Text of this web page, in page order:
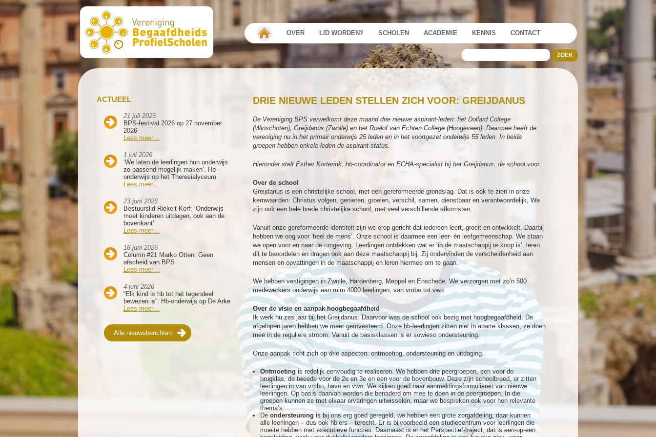
OVER LID WORDEN? SCHOLEN ACADEMIE KENNIS CONTACT
ACTUEEL
21 juli 2026
BPS-festival 2026 op 27 november
2026
Lees meer…
1 juli 2026
‘We laten de leerlingen hun onderwijs
zo passend mogelijk maken’. Hb-
onderwijs op het Theresialyceum
Lees meer…
23 juni 2026
Bestuurslid Riekelt Korf: ‘Onderwijs
moet kinderen uitdagen, ook aan de
bovenkant’
Lees meer…
16 juni 2026
Column #21 Marko Otten: Geen
afscheid van BPS
Lees meer…
4 juni 2026
“Elk kind is hb tot het tegendeel
bewezen is”. Hb-onderwijs op De Arke
Lees meer…
Alle nieuwsberichten
DRIE NIEUWE LEDEN STELLEN ZICH VOOR: GREIJDANUS
De Vereniging BPS verwelkomt deze maand drie nieuwe aspirant-leden: het Dollard College
(Winschoten), Greijdanus (Zwolle) en het Roelof van Echten College (Hoogeveen). Daarmee heeft de
vereniging nu in het primair onderwijs 25 leden en in het voortgezet onderwijs 55 leden. In beide
groepen hebben enkele leden de aspirant-status.
Hieronder stelt Esther Korterink, hb-coördinator en ECHA-specialist bij het Greijdanus, de school voor.
Over de school
Greijdanus is een christelijke school, met een gereformeerde grondslag. Dat is ook te zien in onze
kernwaarden: Christus volgen, genieten, groeien, verschil, samen, dienstbaar en verantwoordelijk, We
zijn ook een hele brede christelijke school, met veel verschillende afkomsten.
Vanuit onze gereformeerde identiteit zijn we erop gericht dat iedereen leert, groeit en ontwikkelt. Daarbij
hebben we oog voor ‘heel de mens’. Onze school is daarmee een leer- èn leefgemeenschap. We staan
we open voor en naar de omgeving. Leerlingen ontdekken wat er ‘in de maatschappij te koop is’, leren
dit te beoordelen en dragen ook aan deze maatschappij bij. Zij ondervinden de verscheidenheid aan
mensen en opvattingen in de maatschappij en leren hiermee om te gaan.
We hebben vestigingen in Zwolle, Hardenberg, Meppel en Enschede. We verzorgen met zo’n 500
medewerkers onderwijs aan ruim 4000 leerlingen, van vmbo tot vwo.
Over de visie en aanpak hoogbegaafdheid
Ik werk nu zes jaar bij het Greijdanus. Daarvoor was de school ook bezig met hoogbegaafdheid. De
afgelopen jaren hebben we meer geïnvesteerd. Onze hb-leerlingen zitten niet in aparte klassen, ze doen
mee in de reguliere stroom. Vanuit de basisklassen is er sowieso ondersteuning.
Onze aanpak richt zich op drie aspecten: ontmoeting, ondersteuning en uitdaging.
Ontmoeting is redelijk eenvoudig te realiseren. We hebben drie peergroepen, een voor de
brugklas, de tweede voor de 2e en 3e en een voor de bovenbouw. Deze zijn schoolbreed, er zitten
leerlingen in van vmbo, havo en vwo. We kijken goed naar aanmeldingsformulieren van nieuwe
leerlingen. Op basis daarvan worden die benaderd om mee te doen in de peergroepen. In die
groepen kunnen ze met elkaar ervaringen uitwisselen, maar we bespreken ook voor hen relevante
thema’s.
De ondersteuning is bij ons erg goed geregeld, we hebben een grote zorgafdeling, daar kunnen
alle leerlingen – dus ook hb’ers – terecht. Er is bijvoorbeeld een studiecentrum voor leerlingen die
moeite hebben met executieve functies. Daarnaast is er het Perspectief-traject, dat is een-op-een